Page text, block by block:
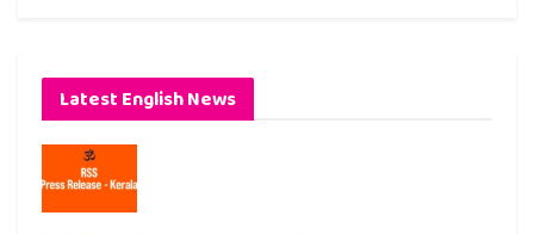
Latest English News